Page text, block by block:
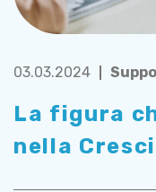
03.03.2024
La figura
nella